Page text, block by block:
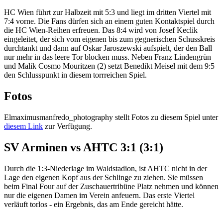
HC Wien führt zur Halbzeit mit 5:3 und liegt im dritten Viertel mit
7:4 vorne. Die Fans dürfen sich an einem guten Kontaktspiel durch
die HC Wien-Reihen erfreuen. Das 8:4 wird von Josef Keclik
eingeleitet, der sich vom eigenen bis zum gegnerischen Schusskreis
durchtankt und dann auf Oskar Jaroszewski aufspielt, der den Ball
nur mehr in das leere Tor blocken muss. Neben Franz Lindengrün
und Malik Cosmo Mouritzen (2) setzt Benedikt Meisel mit dem 9:5
den Schlusspunkt in diesem torrreichen Spiel.
Fotos
Elmaximusmanfredo_photography stellt Fotos zu diesem Spiel unter
diesem Link zur Verfügung.
SV Arminen vs AHTC 3:1 (3:1)
Durch die 1:3-Niederlage im Waldstadion, ist AHTC nicht in der
Lage den eigenen Kopf aus der Schlinge zu ziehen. Sie müssen
beim Final Four auf der Zuschauertribüne Platz nehmen und können
nur die eigenen Damen im Verein anfeuern. Das erste Viertel
verläuft torlos - ein Ergebnis, das am Ende gereicht hätte.